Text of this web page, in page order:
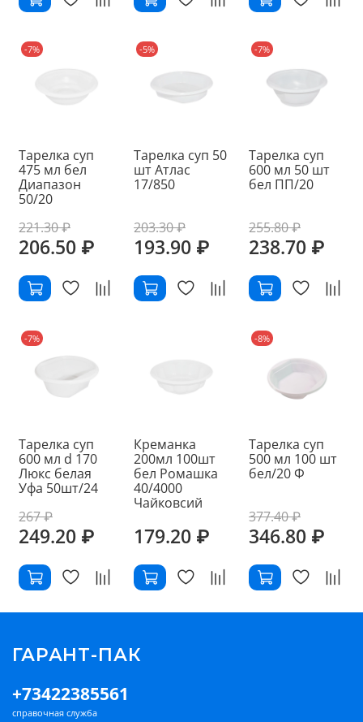
-7%
Тарелка суп
475 мл бел
Диапазон
50/20
221.30 ₽
206.50 ₽
-5%
Тарелка суп 50
шт Атлас
17/850
203.30 ₽
193.90 ₽
-7%
Тарелка суп
600 мл 50 шт
бел ПП/20
255.80 ₽
238.70 ₽
-7%
Тарелка суп
600 мл d 170
Люкс белая
Уфа 50шт/24
267 ₽
249.20 ₽
Креманка
200мл 100шт
бел Ромашка
40/4000
Чайковсий
179.20 ₽
-8%
Тарелка суп
500 мл 100 шт
бел/20 Ф
377.40 ₽
346.80 ₽
+73422385561
справочная служба
ГАРАНТ-ПАК